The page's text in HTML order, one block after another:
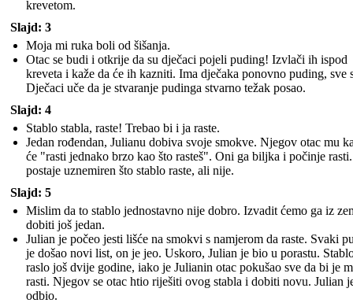
krevetom.
Slajd: 3
Moja mi ruka boli od šišanja.
Otac se budi i otkrije da su dječaci pojeli puding! Izvlači ih ispod
kreveta i kaže da će ih kazniti. Ima dječaka ponovno puding, sve
Dječaci uče da je stvaranje pudinga stvarno težak posao.
Slajd: 4
Stablo stabla, raste! Trebao bi i ja raste.
Jedan rođendan, Julianu dobiva svoje smokve. Njegov otac mu
će "rasti jednako brzo kao što rasteš". Oni ga biljka i počinje
postaje uznemiren što stablo raste, ali nije.
Slajd: 5
Mislim da to stablo jednostavno nije dobro. Izvadit ćemo ga iz
dobiti još jedan.
Julian je počeo jesti lišće na smokvi s namjerom da raste. Svaki
je došao novi list, on je jeo. Uskoro, Julian je bio u porastu.
raslo još dvije godine, iako je Julianin otac pokušao sve da bi je
rasti. Njegov se otac htio riješiti ovog stabla i dobiti novu. Julian
odbio.